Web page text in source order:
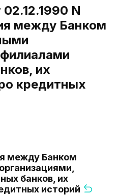
N
между Банком
их
кредитных
между Банком
банков, их
историй